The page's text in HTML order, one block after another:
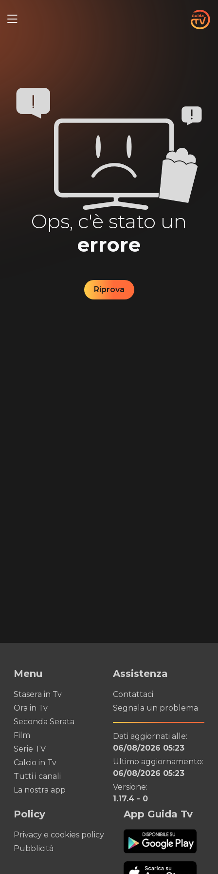
Ops, c'è stato un
errore
Riprova
Menu
Stasera in Tv
Ora in Tv
Seconda Serata
Film
Serie TV
Calcio in Tv
Tutti i canali
La nostra app
Assistenza
Contattaci
Segnala un problema
Dati aggiornati alle:
06/08/2026 05:23
Ultimo aggiornamento:
06/08/2026 05:23
Versione:
1.17.4 - 0
Policy
Privacy e cookies policy
Pubblicità
App Guida Tv